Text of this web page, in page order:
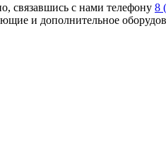
связавшись с нами телефону 8
и дополнительное